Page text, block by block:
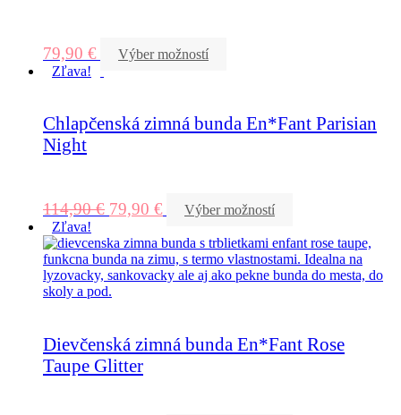
79,90 €
Výber možností
Zľava!
Chlapčenská zimná bunda En*Fant Parisian
Night
114,90€ 79,90 €
Výber možností
Zľava!
Dievčenská zimná bunda En*Fant Rose
Taupe Glitter